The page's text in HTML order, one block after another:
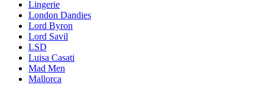
Lingerie
London Dandies
Lord Byron
Lord Savil
LSD
Luisa Casati
Mad Men
Mallorca